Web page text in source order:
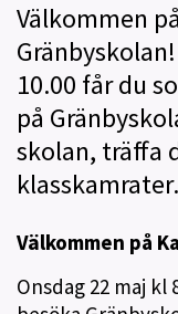
Välkommen
10.00 får du
på
skolan, träffa
klasskamrater.
Välkommen på
Onsdag 22 maj kl